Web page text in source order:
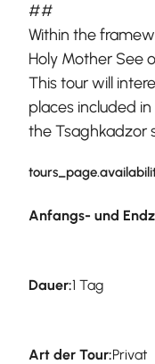
##
Within the
Holy Mother See
This tour will
places included
the Tsaghkadzor
Anfangs- und
Dauer:1 Tag
Art der Tour:Privat